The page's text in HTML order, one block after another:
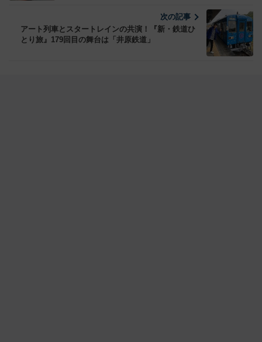
次の記事
アート列車とスタートレインの共演！『新・鉄道ひ
とり旅』179回目の舞台は「井原鉄道」